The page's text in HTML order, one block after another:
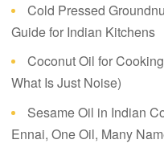
Cold Pressed
Guide for Indian Kitchens
Coconut Oil for
What Is Just Noise)
Sesame Oil in Indian
Ennai, One Oil, Many